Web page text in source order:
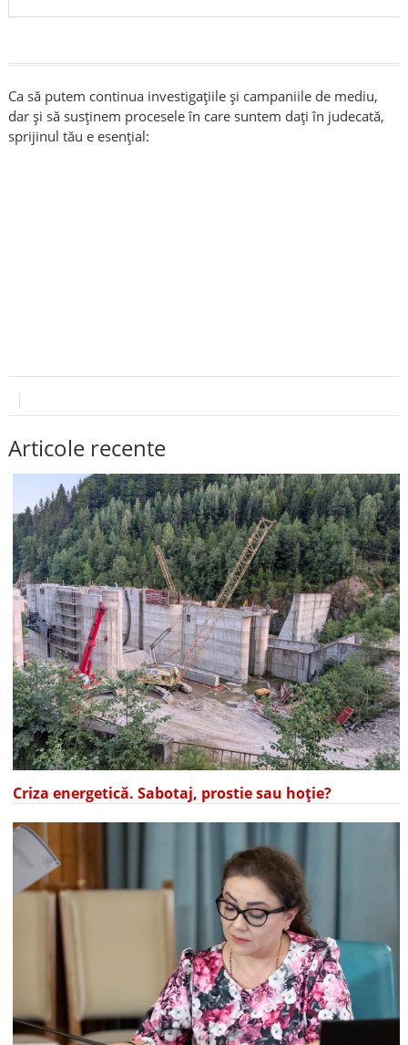
Ca să putem continua investigațiile și campaniile de mediu,
dar și să susținem procesele în care suntem dați în judecată,
sprijinul tău e esențial:
Articole recente
Criza energetică. Sabotaj, prostie sau hoție?